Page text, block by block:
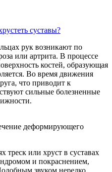
суставы?
рук возникают по
или артрита. В процессе
костей, образующая
Во время движения
что приводит к
сильные болезненные
деформирующего
или хруст в суставах
и покраснением,
звуком нередко